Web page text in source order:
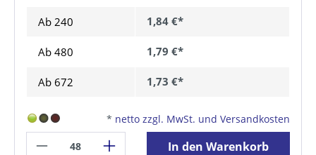
Ab 240 1,84 €*
Ab 480 1,79 €*
Ab 672 1,73 €*
* netto zzgl. MwSt. und Versandkosten
In den Warenkorb